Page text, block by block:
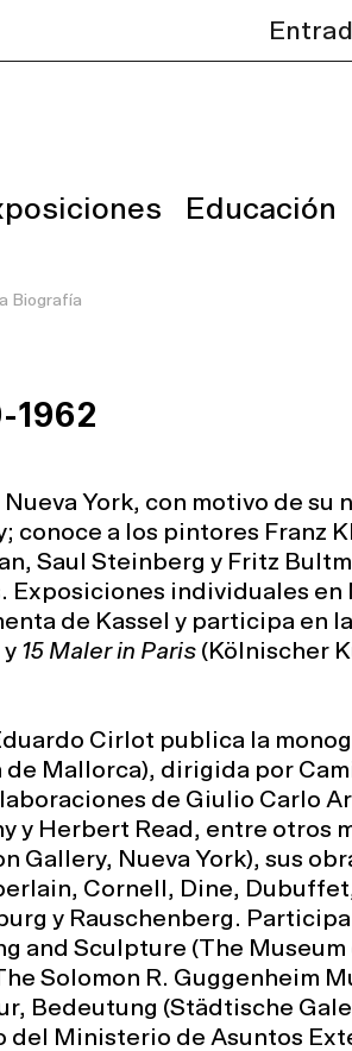
Educación
Biografía
1962
Nueva York, con motivo de
conoce a los pintores Franz
Saul Steinberg y Fritz
Exposiciones individuales en
de Kassel y participa en
y 15 Maler in Paris (Kölnischer
Cirlot publica la
de Mallorca), dirigida por
de Giulio Carlo
y Herbert Read, entre otros
Gallery, Nueva York), sus
Cornell, Dine,
y Rauschenberg.
and Sculpture (The
Solomon R. Guggenheim
Bedeutung (Städtische
del Ministerio de Asuntos